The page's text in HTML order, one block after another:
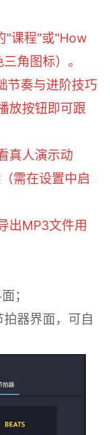
"课程"或"How
角图标）。‌‌
节奏与进阶技巧
放按钮即可跟
真人演示动
需在设置中启
出MP3文件用
；
器界面，可自